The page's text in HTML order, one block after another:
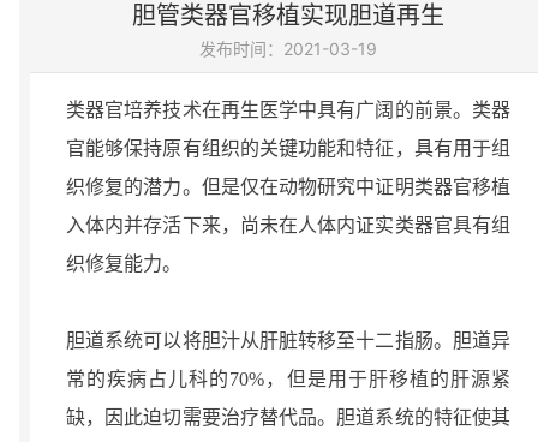
胆管类器官移植实现胆道再生
发布时间：2021-03-19
类器官培养技术在再生医学中具有广阔的前景。类器
官能够保持原有组织的关键功能和特征，具有用于组
织修复的潜力。但是仅在动物研究中证明类器官移植
入体内并存活下来，尚未在人体内证实类器官具有组
织修复能力。
胆道系统可以将胆汁从肝脏转移至十二指肠。胆道异
常的疾病占儿科的70%，但是用于肝移植的肝源紧
缺，因此迫切需要治疗替代品。胆道系统的特征使其